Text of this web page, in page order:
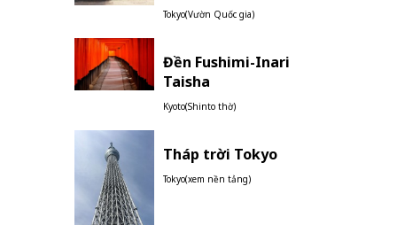
Tokyo(Vườn Quốc gia)
Đền Fushimi-Inari
Taisha
Kyoto(Shinto thờ)
Tháp trời Tokyo
Tokyo(xem nền tảng)